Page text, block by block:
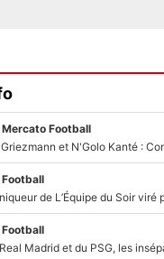
Mercato Football
Football
Football